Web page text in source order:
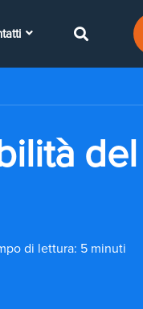
del
di lettura: 5 minuti